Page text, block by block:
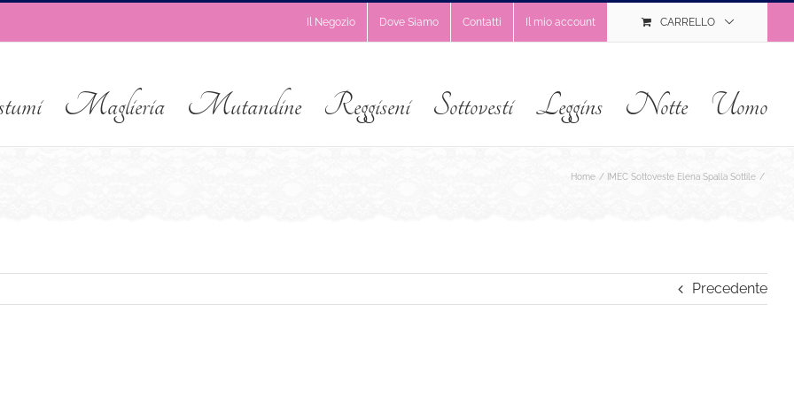
Il Negozio Dove Siamo Contatti Il mio account CARRELLO
Maglieria Mutandine Reggiseni Sottovesti Leggins Notte Uomo
Home IMEC Sottoveste Elena Spalla Sottile
Precedente